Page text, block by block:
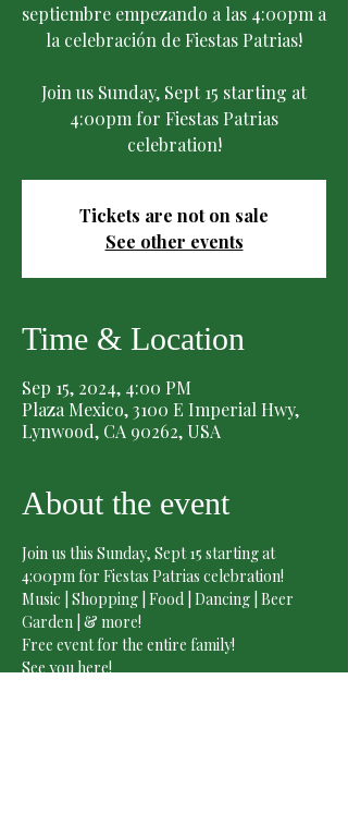
septiembre empezando a las 4:00pm a
la celebración de Fiestas Patrias!
Join us Sunday, Sept 15 starting at
4:00pm for Fiestas Patrias
celebration!
Tickets are not on sale
See other events
Time & Location
Sep 15, 2024, 4:00 PM
Plaza Mexico, 3100 E Imperial Hwy,
Lynwood, CA 90262, USA
About the event
Join us this Sunday, Sept 15 starting at
4:00pm for Fiestas Patrias celebration!
Music | Shopping | Food | Dancing | Beer
Garden | & more!
Free event for the entire family!
See you here!